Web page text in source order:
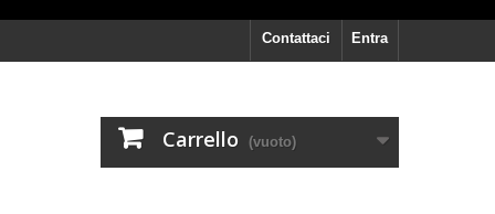
Entra
Contattaci
Carrello (vuoto)